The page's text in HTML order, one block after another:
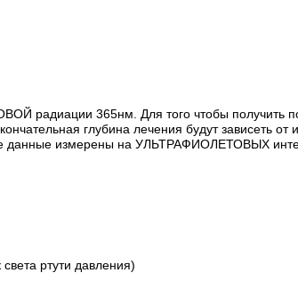
радиации 365нм. Для того чтобы получить
глубина лечения будут зависеть от
данные измерены на УЛЬТРАФИОЛЕТОВЫХ
ртути давления)